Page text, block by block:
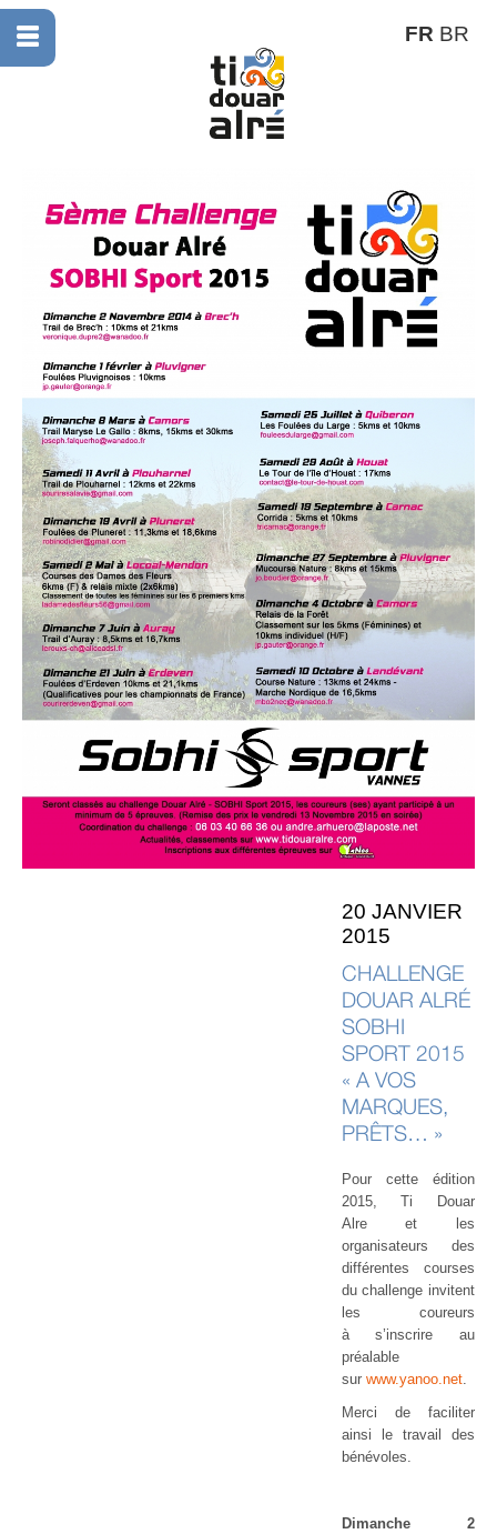
FR BR
20 JANVIER
2015
CHALLENGE
DOUAR ALRÉ
SOBHI
SPORT 2015
« A VOS
MARQUES,
PRÊTS… »
Pour cette édition
2015, Ti Douar
Alre et les
organisateurs des
différentes courses
du challenge invitent
les coureurs
à s’inscrire au
préalable
sur www.yanoo.net.
Merci de faciliter
ainsi le travail des
bénévoles.
Dimanche 2